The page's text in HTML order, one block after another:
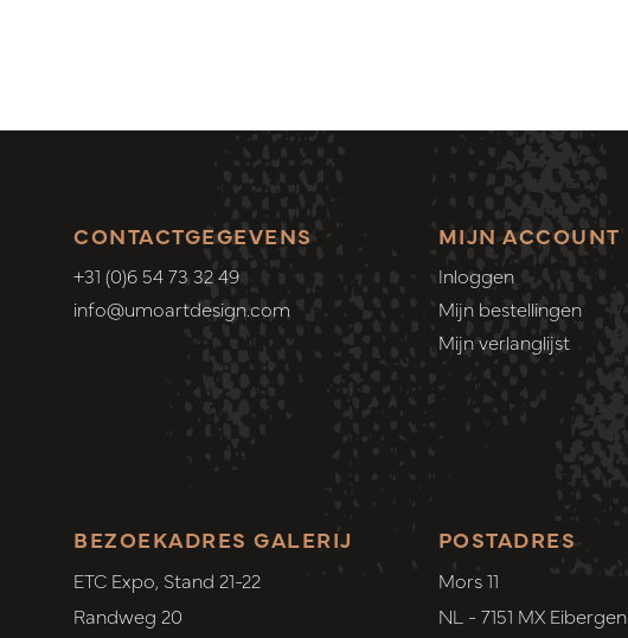
CONTACTGEGEVENS
+31 (0)6 54 73 32 49
info@umoartdesign.com
MIJN ACCOUNT
Inloggen
Mijn bestellingen
Mijn verlanglijst
POSTADRES
Mors 11
NL - 7151 MX Eibergen
BEZOEKADRES GALERIJ
ETC Expo, Stand 21-22
Randweg 20